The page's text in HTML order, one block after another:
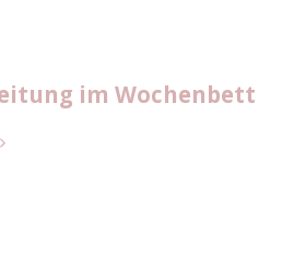
im Wochenbett